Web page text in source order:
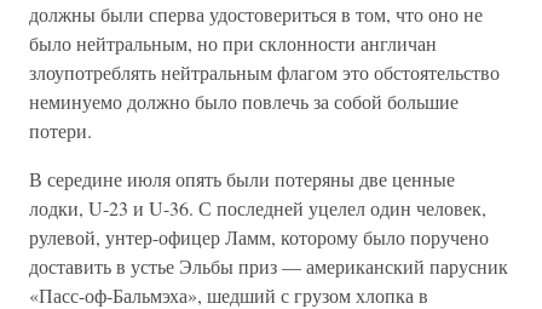
должны были сперва удостовериться в том, что оно не
было нейтральным, но при склонности англичан
злоупотреблять нейтральным флагом это обстоятельство
неминуемо должно было повлечь за собой большие
потери.
В середине июля опять были потеряны две ценные
лодки, U-23 и U-36. С последней уцелел один человек,
рулевой, унтер-офицер Ламм, которому было поручено
доставить в устье Эльбы приз — американский парусник
«Пасс-оф-Бальмэха», шедший с грузом хлопка в